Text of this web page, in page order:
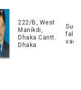
222/B, West
Manikdi,
Dhaka Cantt.
Dhaka